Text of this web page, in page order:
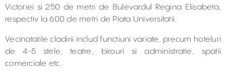
Victoriei si 250 de metri de Bulevardul Regina Elisabeta,
respectiv la 600 de metri de Piata Universitatii.
Vecinatatile cladirii includ functiuni variate, precum hoteluri
de 4-5 stele, teatre, birouri si administratie, spatii
comerciale etc.